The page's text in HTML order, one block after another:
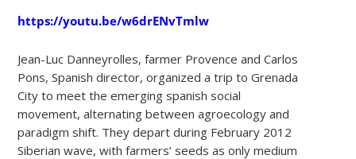
https://youtu.be/w6drENvTmlw
Jean-Luc Danneyrolles, farmer Provence and Carlos
Pons, Spanish director, organized a trip to Grenada
City to meet the emerging spanish social
movement, alternating between agroecology and
paradigm shift. They depart during February 2012
Siberian wave, withfarmers’ seeds asonly medium